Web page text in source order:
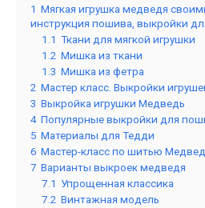
1 Мягкая игрушка медведя
инструкция пошива, выкройки
1.1 Ткани для мягкой игрушки
1.2 Мишка из ткани
1.3 Мишка из фетра
2 Мастер класс. Выкройки
3 Выкройка игрушки Медведь
4 Популярные выкройки для
5 Материалы для Тедди
6 Мастер-класс по шитью
7 Варианты выкроек медведя
7.1 Упрощенная классика
7.2 Винтажная модель